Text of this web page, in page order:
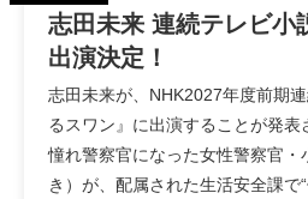
志田未来 連続テレビ小
出演決定！
志田未来が、NHK2027年度前期
るスワン』に出演することが発表
憧れ警察官になった女性警察官・
き）が、配属された生活安全課で